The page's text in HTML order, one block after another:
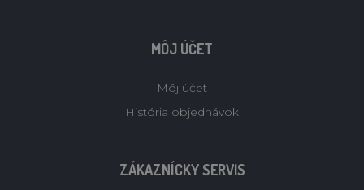
MÔJ ÚČET
Môj účet
História objednávok
ZÁKAZNÍCKY SERVIS